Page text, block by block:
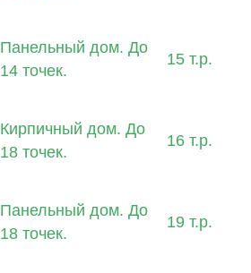
Панельный дом. До
14 точек.
15 т.р.
Кирпичный дом. До
18 точек.
16 т.р.
Панельный дом. До
18 точек.
19 т.р.